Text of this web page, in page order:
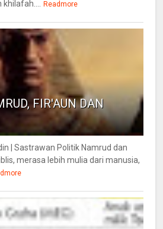
khilafah.... Readmore
FIR'AUN DAN
| Sastrawan Politik Namrud dan
merasa lebih mulia dari manusia,